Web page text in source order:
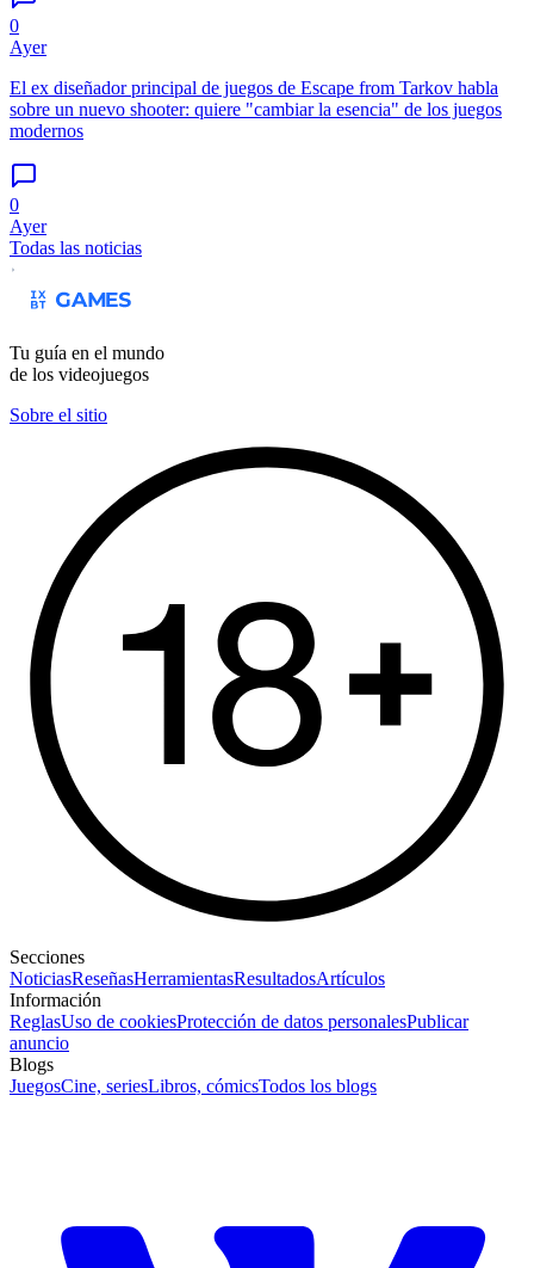
0
Ayer
El ex diseñador principal de juegos de Escape from Tarkov habla
sobre un nuevo shooter: quiere "cambiar la esencia" de los juegos
modernos
0
Ayer
Todas las noticias
Tu guía en el mundo
de los videojuegos
Sobre el sitio
Secciones
NoticiasReseñasHerramientasResultadosArtículos
Información
ReglasUso de cookiesProtección de datos personalesPublicar
anuncio
Blogs
JuegosCine, seriesLibros, cómicsTodos los blogs